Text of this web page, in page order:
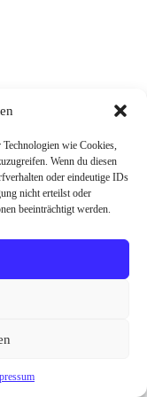
wie Cookies,
Wenn du diesen
oder eindeutige IDs
nicht erteilst oder
beeinträchtigt werden.